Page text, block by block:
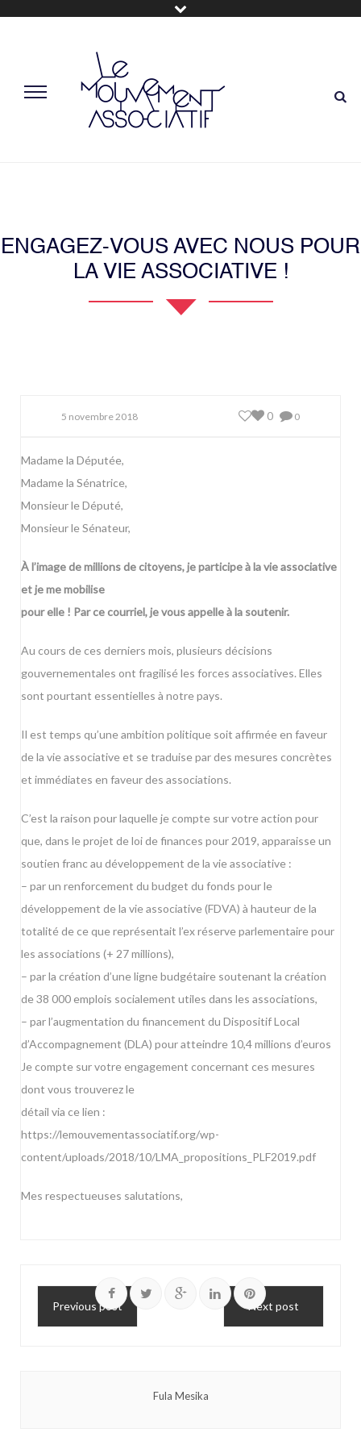
ENGAGEZ-VOUS AVEC NOUS POUR
LA VIE ASSOCIATIVE !
5 novembre 2018 0
0
Madame la Députée,
Madame la Sénatrice,
Monsieur le Député,
Monsieur le Sénateur,
À l’image de millions de citoyens, je participe à la vie associative
et je me mobilise
pour elle ! Par ce courriel, je vous appelle à la soutenir.
Au cours de ces derniers mois, plusieurs décisions
gouvernementales ont fragilisé les forces associatives. Elles
sont pourtant essentielles à notre pays.
Il est temps qu’une ambition politique soit affirmée en faveur
de la vie associative et se traduise par des mesures concrètes
et immédiates en faveur des associations.
C’est la raison pour laquelle je compte sur votre action pour
que, dans le projet de loi de finances pour 2019, apparaisse un
soutien franc au développement de la vie associative :
– par un renforcement du budget du fonds pour le
développement de la vie associative (FDVA) à hauteur de la
totalité de ce que représentait l’ex réserve parlementaire pour
les associations (+ 27 millions),
– par la création d’une ligne budgétaire soutenant la création
de 38 000 emplois socialement utiles dans les associations,
– par l’augmentation du financement du Dispositif Local
d’Accompagnement (DLA) pour atteindre 10,4 millions d’euros
Je compte sur votre engagement concernant ces mesures
dont vous trouverez le
détail via ce lien :
https://lemouvementassociatif.org/wp-
content/uploads/2018/10/LMA_propositions_PLF2019.pdf
Mes respectueuses salutations,
Previous post Next post
Fula Mesika